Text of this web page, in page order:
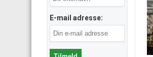
E-mail adresse: